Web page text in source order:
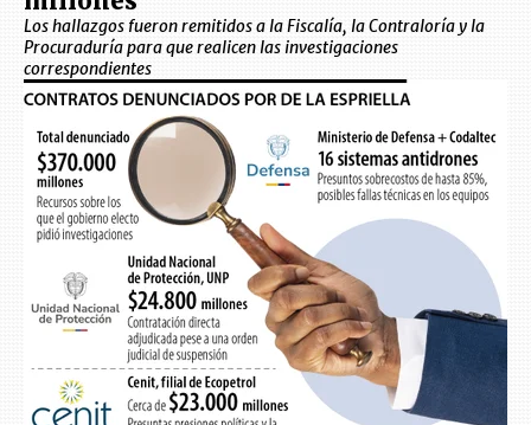
Los hallazgos fueron remitidos a la Fiscalía, la Contraloría y la
Procuraduría para que realicen las investigaciones
correspondientes